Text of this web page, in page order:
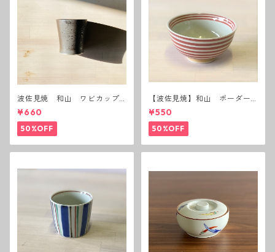
波佐見焼 和山 ワビカップ
黒錆 3種(アウトレット）
¥660
50%OFF
【波佐見焼】和山 ボーダー
茶碗 赤
¥550
50%OFF